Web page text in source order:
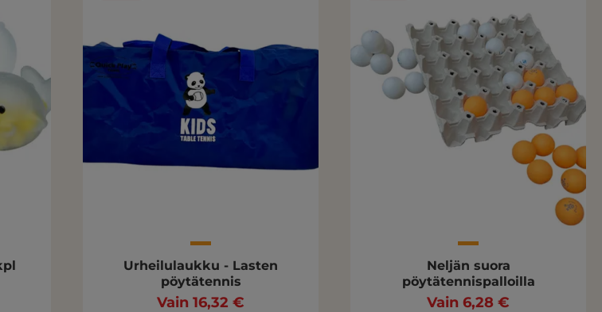
Urheilulaukku - Lasten
pöytätennis
Vain 16,32 €
Neljän suora
pöytätennispalloilla
Vain 6,28 €